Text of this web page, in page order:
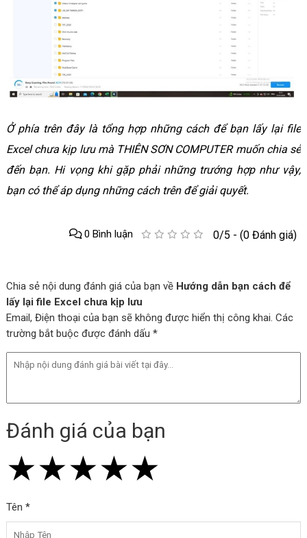
Ở phía trên đây là tổng hợp những cách để bạn lấy lại file
Excel chưa kịp lưu mà THIÊN SƠN COMPUTER muốn chia sẻ
đến bạn. Hi vọng khi gặp phải những trướng hợp như vậy,
bạn có thể áp dụng những cách trên để giải quyết.
0/5 - (0 Đánh giá)
0 Bình luận
Chia sẻ nội dung đánh giá của bạn về Hướng dẫn bạn cách để
lấy lại file Excel chưa kịp lưu
Email, Điện thoại của bạn sẽ không được hiển thị công khai. Các
trường bắt buộc được đánh dấu *
Đánh giá của bạn
★
★★
★★★
★★★★
★★★★★
Tên *